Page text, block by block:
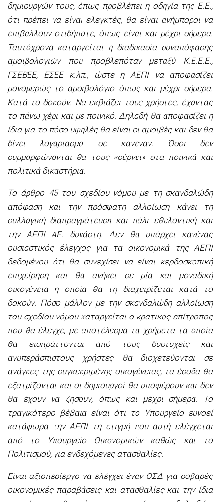
δημιουργών τους, όπως προβλέπει η οδηγία της Ε.Ε.,
ότι πρέπει να είναι ελεγκτές, θα είναι ανήμποροι να
επιβάλλουν οτιδήποτε, όπως είναι και μέχρι σήμερα.
Ταυτόχρονα καταργείται η διαδικασία συναπόφασης
αμοιβολογιών που προβλεπόταν μεταξύ Κ.Ε.Ε.Ε.,
ΓΣΕΒΕΕ, ΕΣΕΕ κ.λπ., ώστε η ΑΕΠΙ να αποφασίζει
μονομερώς το αμοιβολόγιο όπως και μέχρι σήμερα.
Κατά το δοκούν. Να εκβιάζει τους χρήστες, έχοντας
το πάνω χέρι και με ποινικό. Δηλαδή θα αποφασίζει η
ίδια για το πόσο υψηλές θα είναι οι αμοιβές και δεν θα
δίνει λογαριασμό σε κανέναν. Όσοι δεν
συμμορφώνονται θα τους «σέρνει» στα ποινικά και
πολιτικά δικαστήρια.
Το άρθρο 45 του σχεδίου νόμου με τη σκανδαλώδη
απόφαση και την πρόσφατη αλλοίωση κάνει τη
συλλογική διαπραγμάτευση και πάλι εθελοντική και
την ΑΕΠΙ ΑΕ. δυνάστη. Δεν θα υπάρχει κανένας
ουσιαστικός έλεγχος για τα οικονομικά της ΑΕΠΙ
δεδομένου ότι θα συνεχίσει να είναι κερδοσκοπική
επιχείρηση και θα ανήκει σε μία και μοναδική
οικογένεια η οποία θα τη διαχειρίζεται κατά το
δοκούν. Πόσο μάλλον με την σκανδαλώδη αλλοίωση
του σχεδίου νόμου καταργείται ο κρατικός επίτροπος
που θα έλεγχε, με αποτέλεσμα τα χρήματα τα οποία
θα εισπράττονται από τους δυστυχείς και
ανυπεράσπιστους χρήστες θα διοχετεύονται σε
ανάγκες της συγκεκριμένης οικογένειας, τα έσοδα θα
εξατμίζονται και οι δημιουργοί θα υποφέρουν και δεν
θα έχουν να ζήσουν, όπως και μέχρι σήμερα. Το
τραγικότερο βέβαια είναι ότι το Υπουργείο ευνοεί
κατάφωρα την ΑΕΠΙ τη στιγμή που αυτή ελέγχεται
από το Υπουργείο Οικονομικών καθώς και το
Πολιτισμού, για ενδεχόμενες ατασθαλίες.
Είναι αξιοπερίεργο να ελέγχει έναν ΟΣΔ για σοβαρές
οικονομικές παραβάσεις και ατασθαλίες και την ίδια